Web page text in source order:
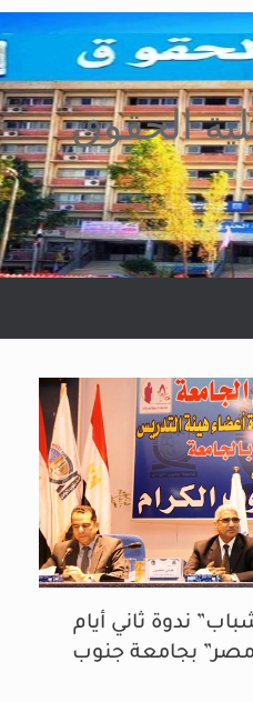
الحقوق
ندوة ثاني أيام
بجامعة جنوب